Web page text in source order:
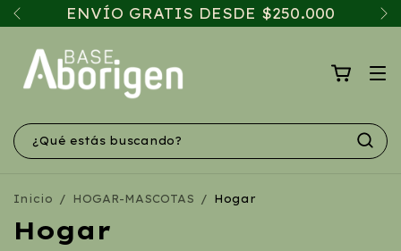
ENVÍO GRATIS DESDE $250.000
Inicio / HOGAR-MASCOTAS / Hogar
Hogar